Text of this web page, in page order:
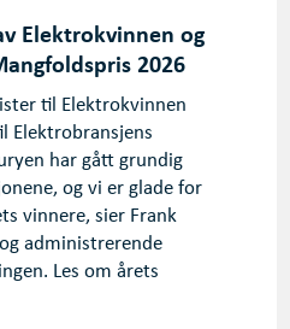
Elektrokvinnen og
2026
til Elektrokvinnen
Elektrobransjens
har gått grundig
og vi er glade for
vinnere, sier Frank
administrerende
Les om årets